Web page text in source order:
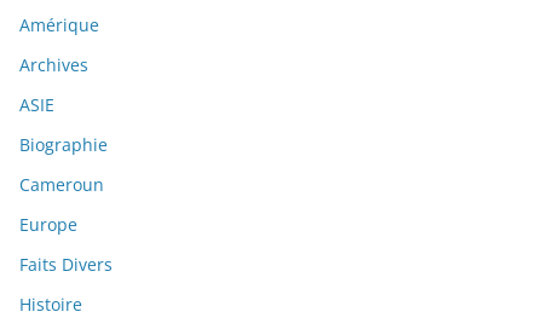
Amérique
Archives
ASIE
Biographie
Cameroun
Europe
Faits Divers
Histoire